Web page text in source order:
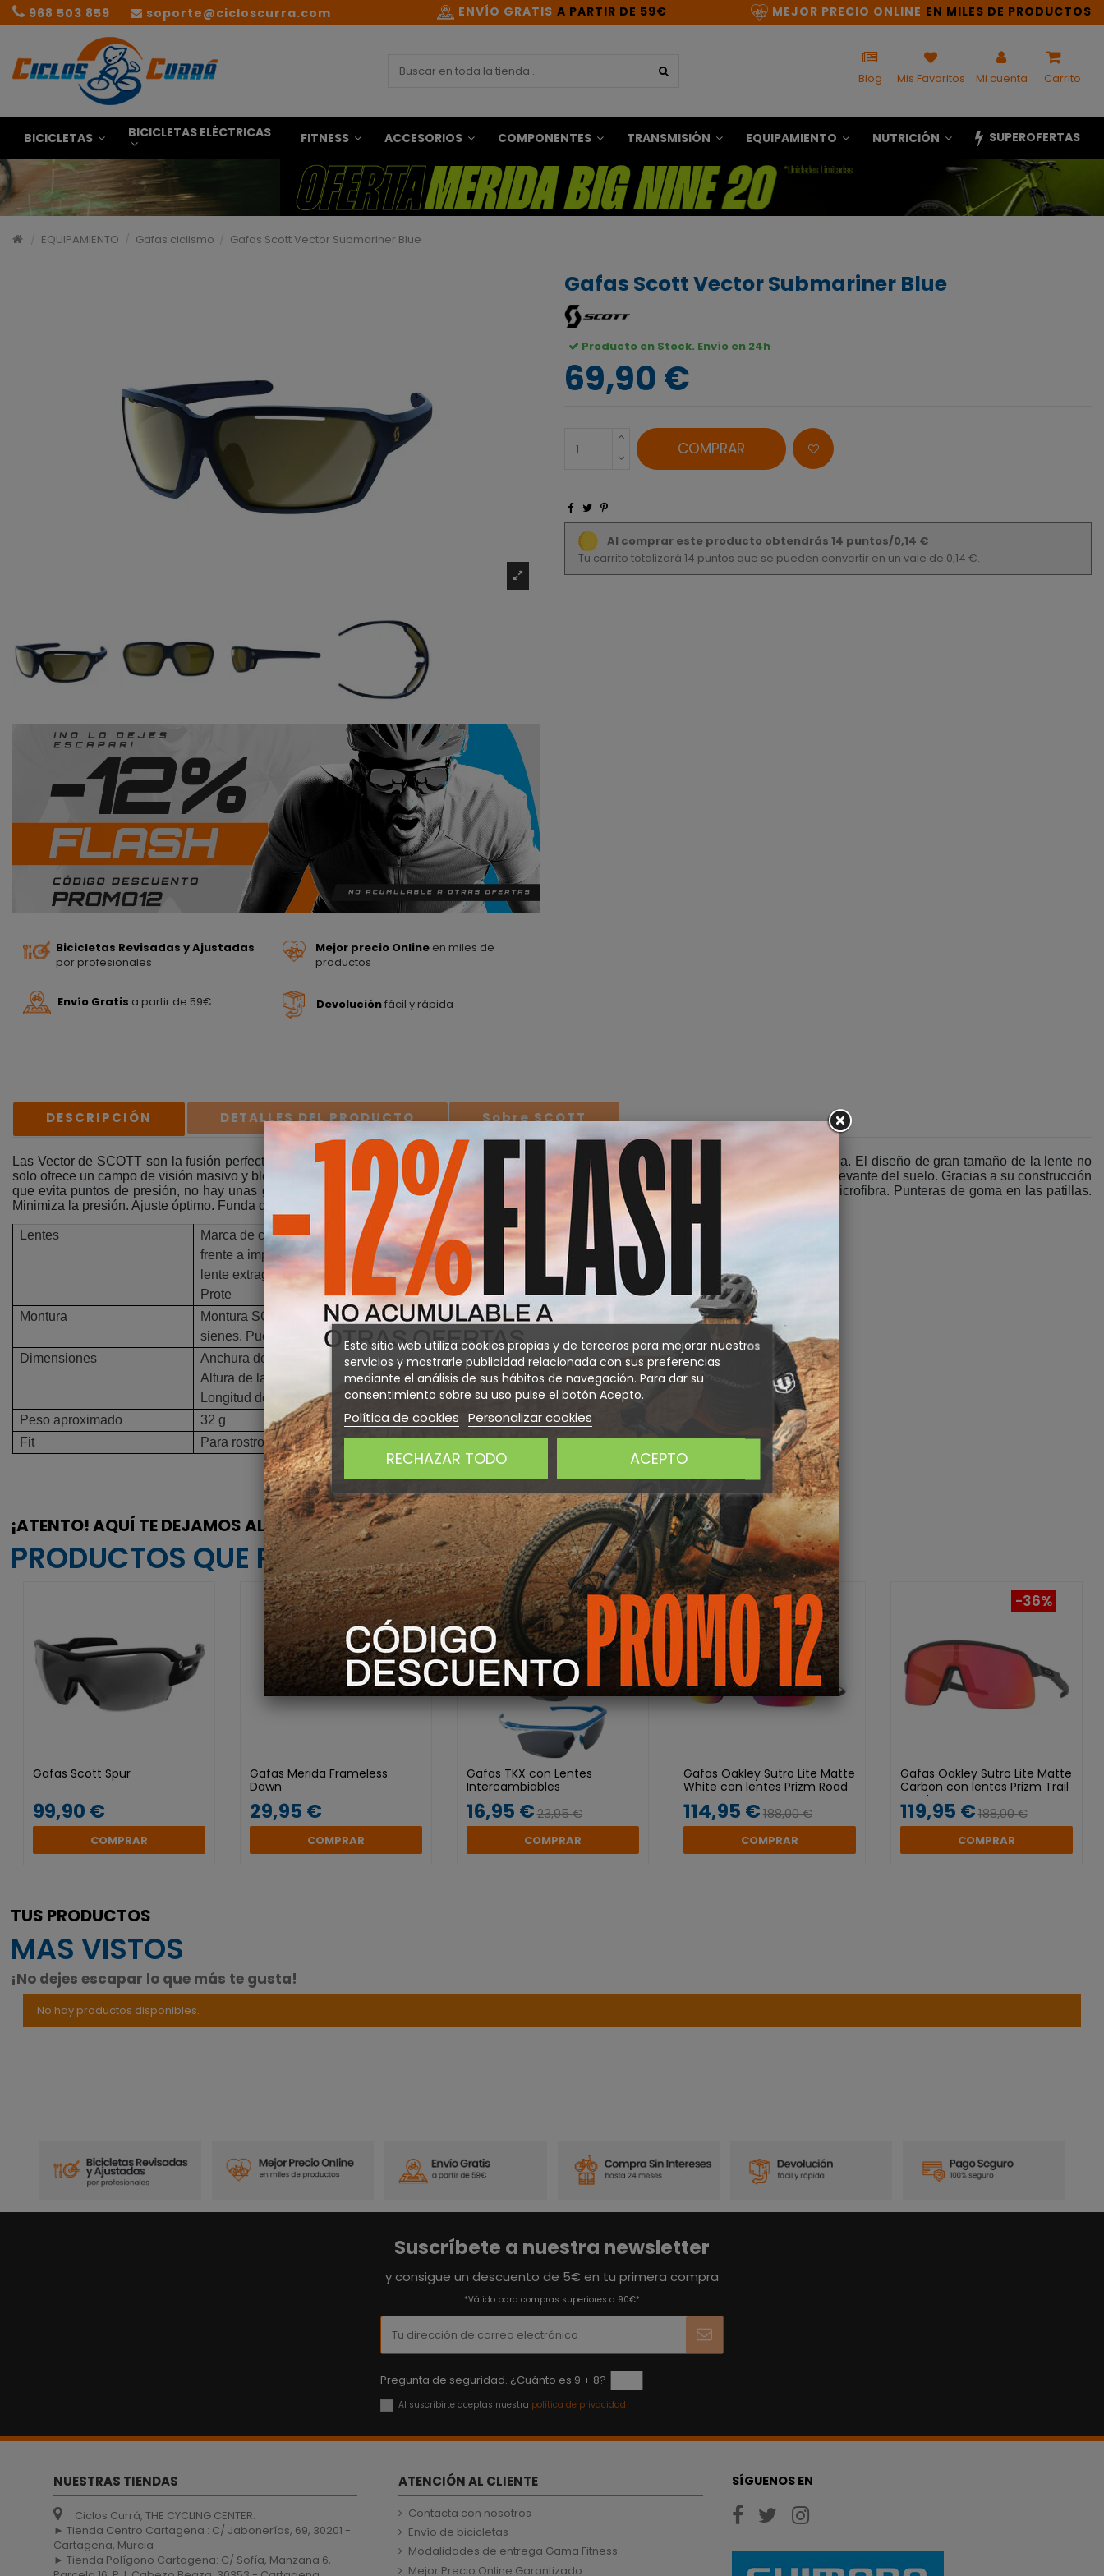
968 503 859 soporte@cicloscurra.com ENVÍO GRATIS A PARTIR DE 59€ MEJOR PRECIO ONLINE EN MILES DE PRODUCTOS
Blog Mis Favoritos Mi cuenta Carrito
BICICLETAS BICICLETAS ELÉCTRICAS FITNESS ACCESORIOS COMPONENTES TRANSMISIÓN EQUIPAMIENTO NUTRICIÓN SUPEROFERTAS
EQUIPAMIENTO Gafas ciclismo Gafas Scott Vector Submariner Blue
Bicicletas Revisadas y Ajustadas
por profesionales
Mejor precio Onlineen miles de
productos
Envío Gratis a partir de 59€ Devoluciónfácil y rápida
Gafas Scott Vector Submariner Blue
Producto en Stock. Envío en 24h
69,90 €
COMPRAR
Al comprar este producto obtendrás 14 puntos/0,14 €
Tu carrito totalizará 14 puntos que se pueden convertir en un vale de 0,14 €.
DESCRIPCIÓN DETALLES DEL PRODUCTO Sobre SCOTT
Las Vector de SCOTT son la fusión perfecta entre prestaciones y estilo de vida, y sirven para actividades tanto en montaña como lejos de ella. El diseño de gran tamaño de la lente no
solo ofrece un campo de visión masivo y bloquea el 100 % de radiación UV, sino que también te protege frente al viento y la suciedad que se levante del suelo. Gracias a su construcción
que evita puntos de presión, no hay unas gafas de sol más cómodas. ¡Ponte las Vector y lánzate a la montaña! Funda dura con bolsa de microfibra. Punteras de goma en las patillas.
Minimiza la presión. Ajuste óptimo. Funda deportiva y bolsa de microfibra.
Lentes
Marca de calidad de lentes Precision Optics SCOTT. Protección
frente a impactos. Base 7. Campo de visión máximo. Cobertura de la
lente extragrande. Sistema de canalización de la ventilación ACS.
Prote
Montura
Montura SCOTT Fusion. Apoyos de goma de baja presión en las
sienes. Puente blando antideslizante
Dimensiones
Anchura de la lente: 68 mm.
Altura de la lente: 42 mm.
Longitud de la patilla: 120 mm.
Peso aproximado
32 g
Fit
Para rostros pequeños y medianos
¡ATENTO! AQUÍ TE DEJAMOS ALGUNOS
PRODUCTOS QUE PODRÍAN INTERESARTE
Gafas Scott Spur
99,90 €
COMPRAR
Gafas Merida Frameless
Dawn
29,95 €
COMPRAR
-29%
Gafas TKX con Lentes
Intercambiables
16,95 €23,95 €
COMPRAR
-39%
Gafas Oakley Sutro Lite Matte
White con lentes Prizm Road
114,95 €188,00 €
COMPRAR
-36%
Gafas Oakley Sutro Lite Matte
Carbon con lentes Prizm Trail
Torch
119,95 €188,00 €
COMPRAR
TUS PRODUCTOS
MAS VISTOS
¡No dejes escapar lo que más te gusta!
No hay productos disponibles.
Suscríbete a nuestra newsletter
y consigue un descuento de 5€ en tu primera compra
*Válido para compras superiores a 90€*
Pregunta de seguridad. ¿Cuánto es 9 + 8?
Al suscribirte aceptas nuestra política de privacidad
NUESTRAS TIENDAS
Ciclos Currá, THE CYCLING CENTER.
► Tienda Centro Cartagena : C/ Jabonerías, 69, 30201 -
Cartagena, Murcia
► Tienda Polígono Cartagena: C/ Sofía, Manzana 6,
ATENCIÓN AL CLIENTE
Contacta con nosotros
Envío de bicicletas
Modalidades de entrega Gama Fitness
Mejor Precio Online Garantizado
SÍGUENOS EN
Este sitio web utiliza cookies propias y de terceros para mejorar nuestros
servicios y mostrarle publicidad relacionada con sus preferencias
mediante el análisis de sus hábitos de navegación. Para dar su
consentimiento sobre su uso pulse el botón Acepto.
Política de cookies Personalizar cookies
RECHAZAR TODO ACEPTO